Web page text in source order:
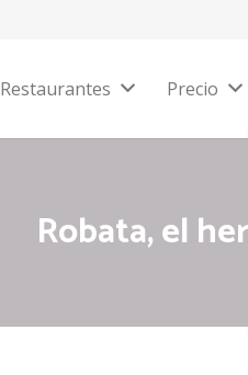
Restaurantes Precio
Robata, el